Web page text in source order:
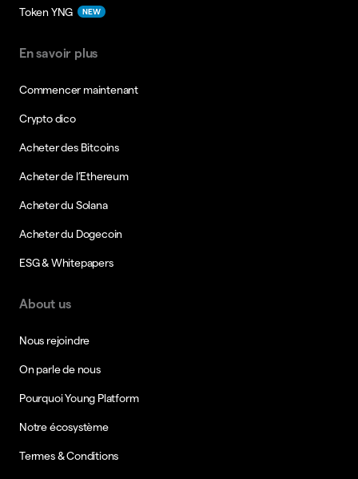
Token YNG NEW
En savoir plus
Commencer maintenant
Crypto dico
Acheter des Bitcoins
Acheter de l’Ethereum
Acheter du Solana
Acheter du Dogecoin
ESG & Whitepapers
About us
Nous rejoindre
On parle de nous
Pourquoi Young Platform
Notre écosystème
Termes & Conditions